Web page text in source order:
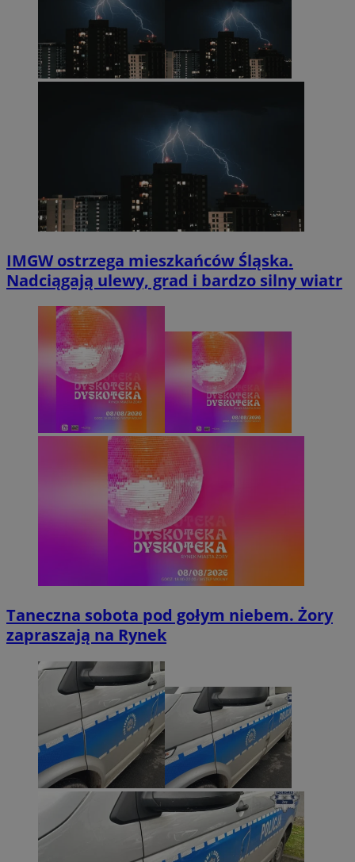
IMGW ostrzega mieszkańców Śląska.
Nadciągają ulewy, grad i bardzo silny wiatr
Taneczna sobota pod gołym niebem. Żory
zapraszają na Rynek